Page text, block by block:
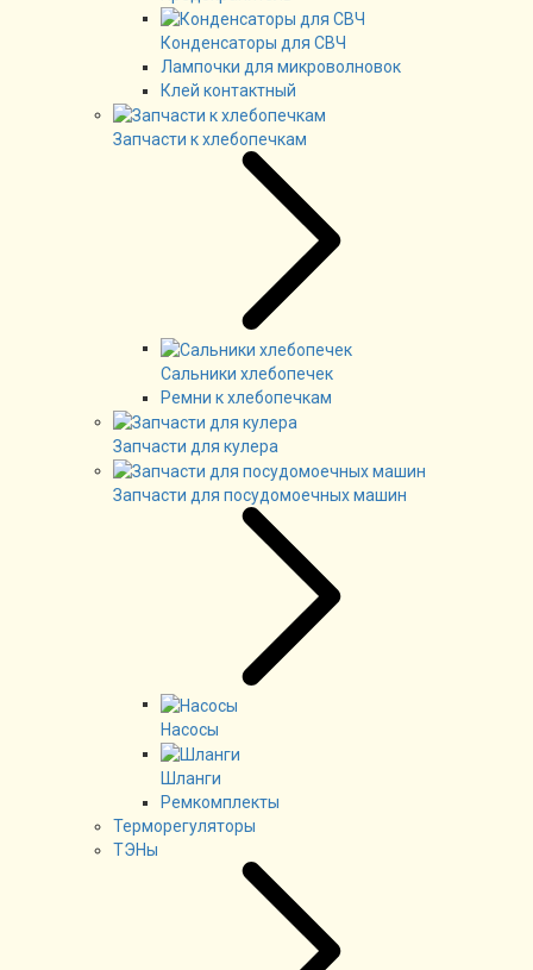
Конденсаторы для СВЧ
Лампочки для микроволновок
Клей контактный
Запчасти к хлебопечкам
Сальники хлебопечек
Ремни к хлебопечкам
Запчасти для кулера
Запчасти для посудомоечных машин
Насосы
Шланги
Ремкомплекты
Терморегуляторы
ТЭНы